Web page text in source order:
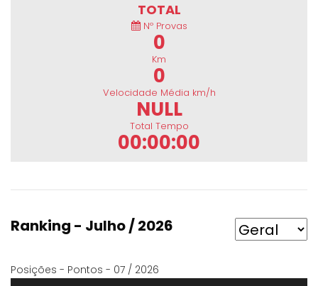
TOTAL
Nº Provas
0
Km
0
Velocidade Média km/h
NULL
Total Tempo
00:00:00
Ranking - Julho / 2026
Posições - Pontos - 07 / 2026